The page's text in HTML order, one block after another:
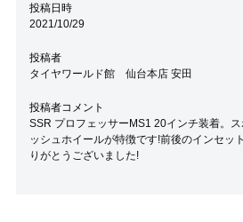
投稿日時
2021/10/29
投稿者
タイヤワールド館 仙台本店 安田
投稿者コメント
SSR プロフェッサーMS1 20インチ装着。
ッシュホイールが特徴です!前後のインセッ
りがとうございました!